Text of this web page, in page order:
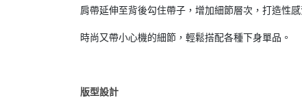
肩帶延伸至背後勾住帶子，增加細節層次，打造性感
時尚又帶小心機的細節，輕鬆搭配各種下身單品。
版型設計